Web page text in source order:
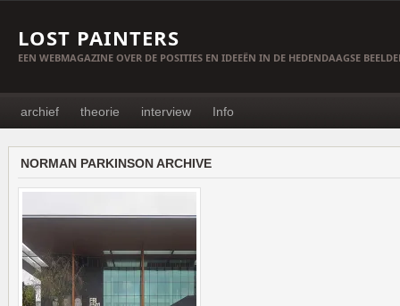
LOST PAINTERS
EEN WEBMAGAZINE OVER DE POSITIES EN IDEEËN IN DE HEDENDAAGSE
archief theorie interview Info
NORMAN PARKINSON ARCHIVE